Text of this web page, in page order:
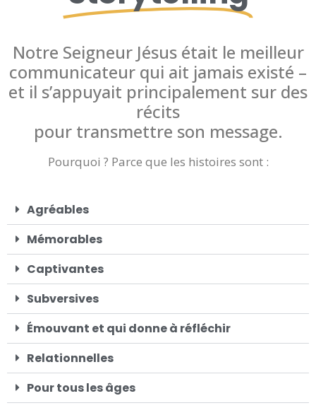
Notre Seigneur Jésus était le meilleur
communicateur qui ait jamais existé –
et il s’appuyait principalement sur des
récits
pour transmettre son message.
Pourquoi ? Parce que les histoires sont :
Agréables
Mémorables
Captivantes
Subversives
Émouvant et qui donne à réfléchir
Relationnelles
Pour tous les âges